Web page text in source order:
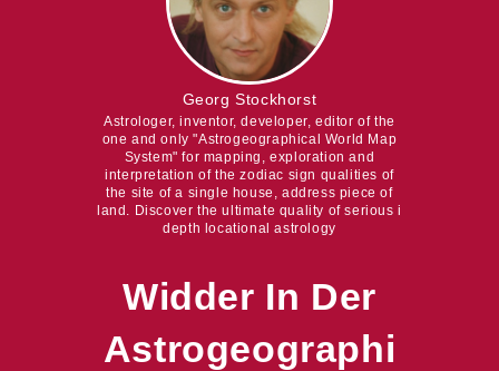
Georg Stockhorst
Astrologer, inventor, developer, editor of the
one and only "Astrogeographical World Map
System" for mapping, exploration and
interpretation of the zodiac sign qualities of
the site of a single house, address piece of
land. Discover the ultimate quality of serious i
depth locational astrology
Widder In Der
Astrogeographi